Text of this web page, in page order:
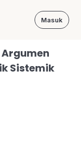
Masuk
Sistemik